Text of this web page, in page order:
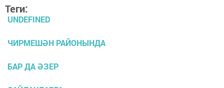
Теги:
UNDEFINED
ЧИРМЕШӘН РАЙОНЫНДА
БАР ДА ӘЗЕР